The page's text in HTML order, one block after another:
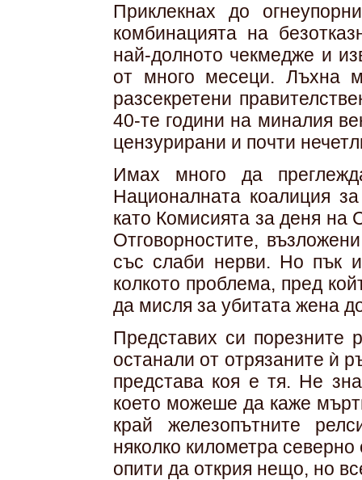
Приклекнах до
комбинацията на
най-долното чекмедже и
от много месеци. Лъхна
разсекретени
40-те години на миналия
цензурирани и почти
Имах много да
Националната коалиция
като Комисията за деня на
Отговорностите,
със слаби нерви. Но пък
колкото проблема, пред
да мисля за убитата жена
Представих си порезните
останали от отрязаните ѝ
представа коя е тя. Не
което можеше да каже
край железопътните
няколко километра
опити да открия нещо, но